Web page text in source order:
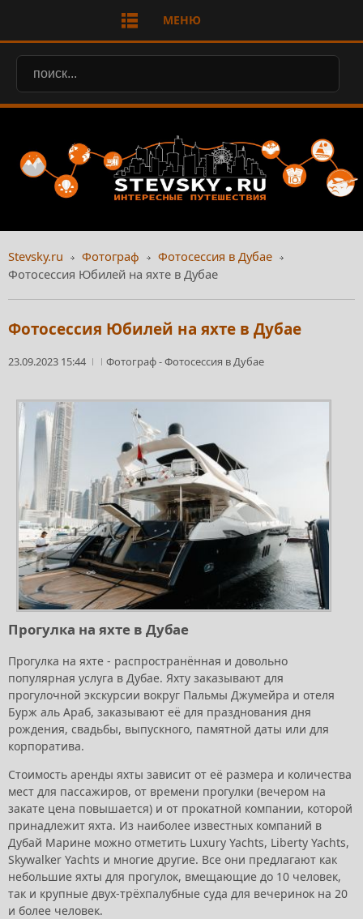
МЕНЮ
Stevsky.ru Фотограф
Фотосессия в Дубае
Фотосессия Юбилей на яхте в Дубае
Фотосессия Юбилей на яхте в Дубае
23.09.2023 15:44 Фотограф-Фотосессия в Дубае
Прогулка на яхте в Дубае
Прогулка на яхте - распространённая и довольно
популярная услуга в Дубае. Яхту заказывают для
прогулочной экскурсии вокруг Пальмы Джумейра и отеля
Бурж аль Араб, заказывают её для празднования дня
рождения, свадьбы, выпускного, памятной даты или для
корпоратива.
Стоимость аренды яхты зависит от её размера и количества
мест для пассажиров, от времени прогулки (вечером на
закате цена повышается) и от прокатной компании, которой
принадлежит яхта. Из наиболее известных компаний в
Дубай Марине можно отметить Luxury Yachts, Liberty Yachts,
Skywalker Yachts и многие другие. Все они предлагают как
небольшие яхты для прогулок, вмещающие до 10 человек,
так и крупные двух-трёхпалубные суда для вечеринок на 20
и более человек.